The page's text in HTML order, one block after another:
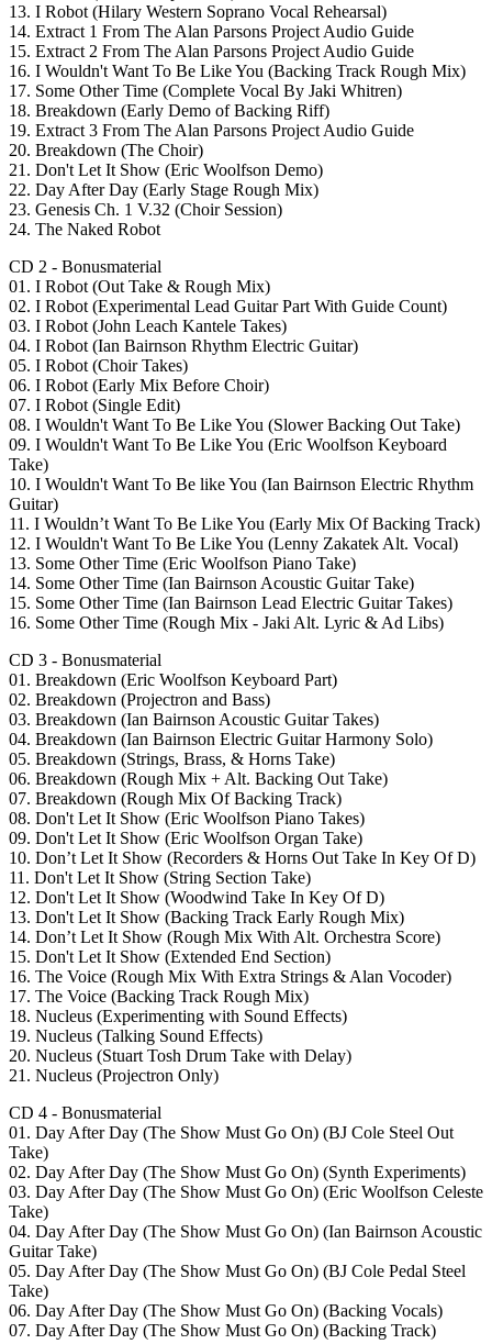
13. I Robot (Hilary Western Soprano Vocal Rehearsal)
14. Extract 1 From The Alan Parsons Project Audio Guide
15. Extract 2 From The Alan Parsons Project Audio Guide
16. I Wouldn't Want To Be Like You (Backing Track Rough Mix)
17. Some Other Time (Complete Vocal By Jaki Whitren)
18. Breakdown (Early Demo of Backing Riff)
19. Extract 3 From The Alan Parsons Project Audio Guide
20. Breakdown (The Choir)
21. Don't Let It Show (Eric Woolfson Demo)
22. Day After Day (Early Stage Rough Mix)
23. Genesis Ch. 1 V.32 (Choir Session)
24. The Naked Robot
CD 2 - Bonusmaterial
01. I Robot (Out Take & Rough Mix)
02. I Robot (Experimental Lead Guitar Part With Guide Count)
03. I Robot (John Leach Kantele Takes)
04. I Robot (Ian Bairnson Rhythm Electric Guitar)
05. I Robot (Choir Takes)
06. I Robot (Early Mix Before Choir)
07. I Robot (Single Edit)
08. I Wouldn't Want To Be Like You (Slower Backing Out Take)
09. I Wouldn't Want To Be Like You (Eric Woolfson Keyboard
Take)
10. I Wouldn't Want To Be like You (Ian Bairnson Electric Rhythm
Guitar)
11. I Wouldn’t Want To Be Like You (Early Mix Of Backing Track)
12. I Wouldn't Want To Be Like You (Lenny Zakatek Alt. Vocal)
13. Some Other Time (Eric Woolfson Piano Take)
14. Some Other Time (Ian Bairnson Acoustic Guitar Take)
15. Some Other Time (Ian Bairnson Lead Electric Guitar Takes)
16. Some Other Time (Rough Mix - Jaki Alt. Lyric & Ad Libs)
CD 3 - Bonusmaterial
01. Breakdown (Eric Woolfson Keyboard Part)
02. Breakdown (Projectron and Bass)
03. Breakdown (Ian Bairnson Acoustic Guitar Takes)
04. Breakdown (Ian Bairnson Electric Guitar Harmony Solo)
05. Breakdown (Strings, Brass, & Horns Take)
06. Breakdown (Rough Mix + Alt. Backing Out Take)
07. Breakdown (Rough Mix Of Backing Track)
08. Don't Let It Show (Eric Woolfson Piano Takes)
09. Don't Let It Show (Eric Woolfson Organ Take)
10. Don’t Let It Show (Recorders & Horns Out Take In Key Of D)
11. Don't Let It Show (String Section Take)
12. Don't Let It Show (Woodwind Take In Key Of D)
13. Don't Let It Show (Backing Track Early Rough Mix)
14. Don’t Let It Show (Rough Mix With Alt. Orchestra Score)
15. Don't Let It Show (Extended End Section)
16. The Voice (Rough Mix With Extra Strings & Alan Vocoder)
17. The Voice (Backing Track Rough Mix)
18. Nucleus (Experimenting with Sound Effects)
19. Nucleus (Talking Sound Effects)
20. Nucleus (Stuart Tosh Drum Take with Delay)
21. Nucleus (Projectron Only)
CD 4 - Bonusmaterial
01. Day After Day (The Show Must Go On) (BJ Cole Steel Out
Take)
02. Day After Day (The Show Must Go On) (Synth Experiments)
03. Day After Day (The Show Must Go On) (Eric Woolfson Celeste
Take)
04. Day After Day (The Show Must Go On) (Ian Bairnson Acoustic
Guitar Take)
05. Day After Day (The Show Must Go On) (BJ Cole Pedal Steel
Take)
06. Day After Day (The Show Must Go On) (Backing Vocals)
07. Day After Day (The Show Must Go On) (Backing Track)